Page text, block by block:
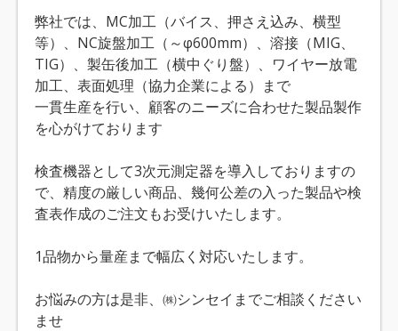
弊社では、MC加工（バイス、押さえ込み、横型
等）、NC旋盤加工（～φ600mm）、溶接（MIG、
TIG）、製缶後加工（横中ぐり盤）、ワイヤー放電
加工、表面処理（協力企業による）まで
一貫生産を行い、顧客のニーズに合わせた製品製作
を心がけております
検査機器として3次元測定器を導入しておりますの
で、精度の厳しい商品、幾何公差の入った製品や検
査表作成のご注文もお受けいたします。
1品物から量産まで幅広く対応いたします。
お悩みの方は是非、㈱シンセイまでご相談ください
ませ